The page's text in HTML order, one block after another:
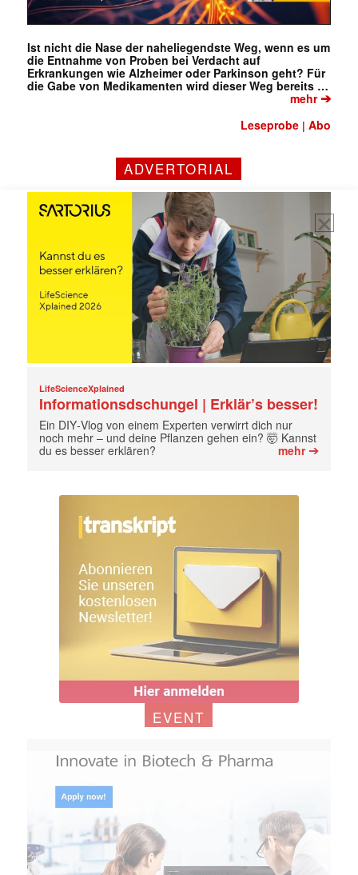
Mit dem |transkript-Newsletter
jede Woche aktuell informiert.
E-
Mail
Ist nicht die Nase der naheliegendste Weg, wenn es um
die Entnahme von Proben bei Verdacht auf
Erkrankungen wie Alzheimer oder Parkinson geht? Für
die Gabe von Medikamenten wird dieser Weg bereits …
mehr➔
Leseprobe |Abo
ADVERTORIAL
LifeScienceXplained
Informationsdschungel | Erklär’s besser!
Ein DIY‑Vlog von einem Experten verwirrt dich nur
noch mehr – und deine Pflanzen gehen ein? 🤯 Kannst
du es besser erklären?
mehr➔
EVENT